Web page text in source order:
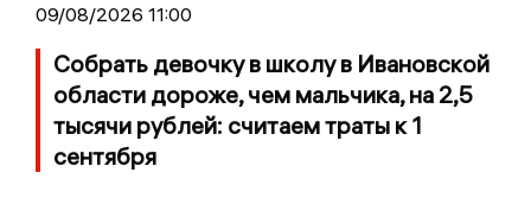
09/08/2026 11:00
Собрать девочку в школу в Ивановской
области дороже, чем мальчика, на 2,5
тысячи рублей: считаем траты к 1
сентября